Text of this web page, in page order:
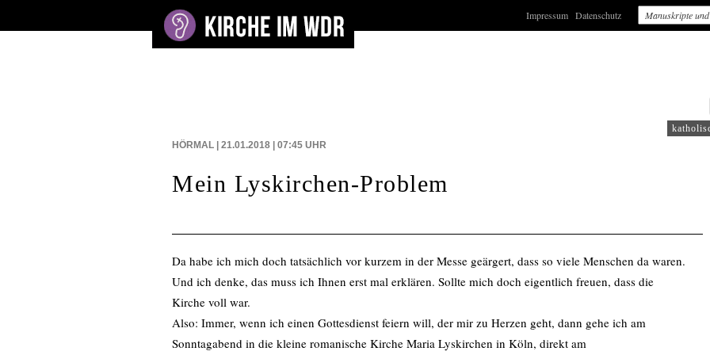
Impressum Datenschutz
HÖRMAL | 21.01.2018 | 07:45 UHR
Mein Lyskirchen-Problem
Da habe ich mich doch tatsächlich vor kurzem in der Messe geärgert, dass so viele Menschen da waren.
Und ich denke, das muss ich Ihnen erst mal erklären. Sollte mich doch eigentlich freuen, dass die
Kirche voll war.
Also: Immer, wenn ich einen Gottesdienst feiern will, der mir zu Herzen geht, dann gehe ich am
Sonntagabend in die kleine romanische Kirche Maria Lyskirchen in Köln, direkt am